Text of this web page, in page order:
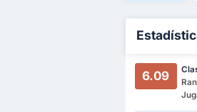
6.09